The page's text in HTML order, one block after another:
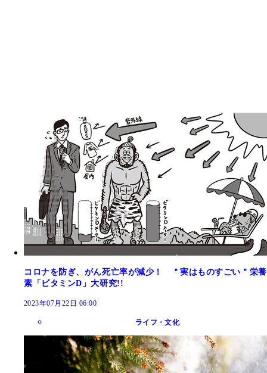
コロナを防ぎ、がん死亡率が減少！ ＂実はものすごい＂栄養
素「ビタミンD」大研究!!
2023年07月22日 06:00
ライフ・文化